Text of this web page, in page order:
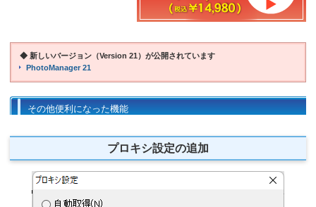
◆ 新しいバージョン（Version 21）が公開されています
PhotoManager 21
その他便利になった機能
プロキシ設定の追加